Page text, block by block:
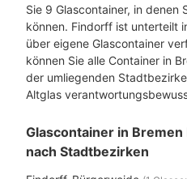
Sie 9 Glascontainer, in denen
können. Findorff ist unterteilt
über eigene Glascontainer
können Sie alle Container in
der umliegenden
Altglas
Glascontainer in
nach Stadtbezirken